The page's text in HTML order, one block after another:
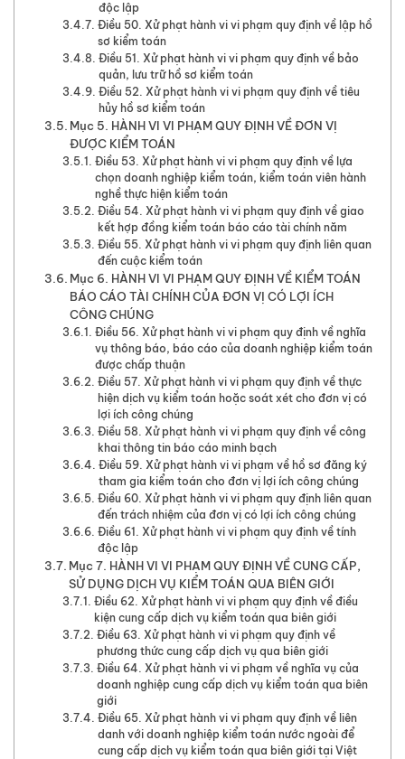
độc lập
Điều 50. Xử phạt hành vi vi phạm quy định về lập hồ
sơ kiểm toán
Điều 51. Xử phạt hành vi vi phạm quy định về bảo
quản, lưu trữ hồ sơ kiểm toán
Điều 52. Xử phạt hành vi vi phạm quy định về tiêu
hủy hồ sơ kiểm toán
Mục 5. HÀNH VI VI PHẠM QUY ĐỊNH VỀ ĐƠN VỊ
ĐƯỢC KIỂM TOÁN
Điều 53. Xử phạt hành vi vi phạm quy định về lựa
chọn doanh nghiệp kiểm toán, kiểm toán viên hành
nghề thực hiện kiểm toán
Điều 54. Xử phạt hành vi vi phạm quy định về giao
kết hợp đồng kiểm toán báo cáo tài chính năm
Điều 55. Xử phạt hành vi vi phạm quy định liên quan
đến cuộc kiểm toán
Mục 6. HÀNH VI VI PHẠM QUY ĐỊNH VỀ KIỂM TOÁN
BÁO CÁO TÀI CHÍNH CỦA ĐƠN VỊ CÓ LỢI ÍCH
CÔNG CHÚNG
Điều 56. Xử phạt hành vi vi phạm quy định về nghĩa
vụ thông báo, báo cáo của doanh nghiệp kiểm toán
được chấp thuận
Điều 57. Xử phạt hành vi vi phạm quy định về thực
hiện dịch vụ kiểm toán hoặc soát xét cho đơn vị có
lợi ích công chúng
Điều 58. Xử phạt hành vi vi phạm quy định về công
khai thông tin báo cáo minh bạch
Điều 59. Xử phạt hành vi vi phạm về hồ sơ đăng ký
tham gia kiểm toán cho đơn vị lợi ích công chúng
Điều 60. Xử phạt hành vi vi phạm quy định liên quan
đến trách nhiệm của đơn vị có lợi ích công chúng
Điều 61. Xử phạt hành vi vi phạm quy định về tính
độc lập
Mục 7. HÀNH VI VI PHẠM QUY ĐỊNH VỀ CUNG CẤP,
SỬ DỤNG DỊCH VỤ KIỂM TOÁN QUA BIÊN GIỚI
Điều 62. Xử phạt hành vi vi phạm quy định về điều
kiện cung cấp dịch vụ kiểm toán qua biên giới
Điều 63. Xử phạt hành vi vi phạm quy định về
phương thức cung cấp dịch vụ qua biên giới
Điều 64. Xử phạt hành vi vi phạm về nghĩa vụ của
doanh nghiệp cung cấp dịch vụ kiểm toán qua biên
giới
Điều 65. Xử phạt hành vi vi phạm quy định về liên
danh với doanh nghiệp kiểm toán nước ngoài để
cung cấp dịch vụ kiểm toán qua biên giới tại Việt